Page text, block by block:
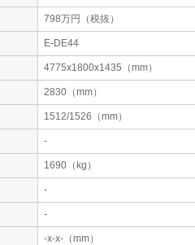
798万円（税抜）
E-DE44
4775x1800x1435（mm）
2830（mm）
1512/1526（mm）
-
1690（kg）
-
-
-x-x-（mm）